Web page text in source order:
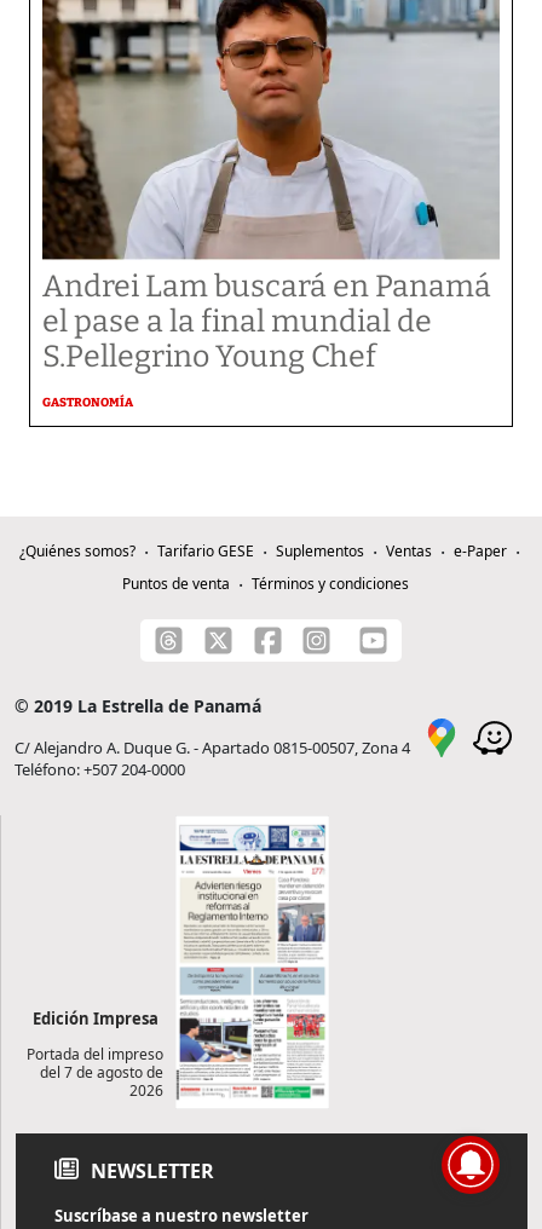
Andrei Lam buscará en Panamá
el pase a la final mundial de
S.Pellegrino Young Chef
GASTRONOMÍA
¿Quiénes somos? Tarifario GESE Suplementos Ventas
e-Paper
Puntos de venta
Términos y condiciones
© 2019 La Estrella de Panamá
C/ Alejandro A. Duque G. - Apartado 0815-00507, Zona 4
Teléfono: +507 204-0000
Edición Impresa
Portada del impreso
del 7 de agosto de
2026
NEWSLETTER
Suscríbase a nuestro newsletter